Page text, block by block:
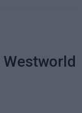
Westworld